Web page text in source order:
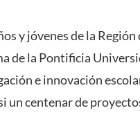
y jóvenes de la
de la Pontificia
e innovación
un centenar de